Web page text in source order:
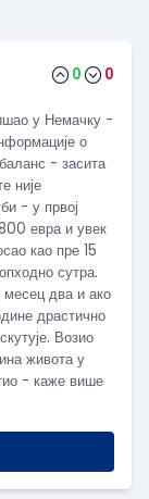
0 0
у Немачку -
о
- засита
није
- у првој
евра и увек
као пре 15
сутра.
месец два и ако
драстично
Возио
живота у
- каже више